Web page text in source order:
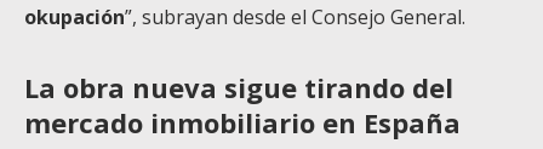
okupación”, subrayan desde el Consejo General.
La obra nueva sigue tirando del
mercado inmobiliario en España